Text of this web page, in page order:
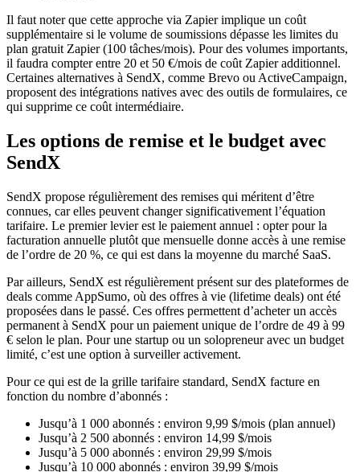
Il faut noter que cette approche via Zapier implique un coût
supplémentaire si le volume de soumissions dépasse les limites du
plan gratuit Zapier (100 tâches/mois). Pour des volumes importants,
il faudra compter entre 20 et 50 €/mois de coût Zapier additionnel.
Certaines alternatives à SendX, comme Brevo ou ActiveCampaign,
proposent des intégrations natives avec des outils de formulaires, ce
qui supprime ce coût intermédiaire.
Les options de remise et le budget avec
SendX
SendX propose régulièrement des remises qui méritent d’être
connues, car elles peuvent changer significativement l’équation
tarifaire. Le premier levier est le paiement annuel : opter pour la
facturation annuelle plutôt que mensuelle donne accès à une remise
de l’ordre de 20 %, ce qui est dans la moyenne du marché SaaS.
Par ailleurs, SendX est régulièrement présent sur des plateformes de
deals comme AppSumo, où des offres à vie (lifetime deals) ont été
proposées dans le passé. Ces offres permettent d’acheter un accès
permanent à SendX pour un paiement unique de l’ordre de 49 à 99
€ selon le plan. Pour une startup ou un solopreneur avec un budget
limité, c’est une option à surveiller activement.
Pour ce qui est de la grille tarifaire standard, SendX facture en
fonction du nombre d’abonnés :
Jusqu’à 1 000 abonnés : environ 9,99 $/mois (plan annuel)
Jusqu’à 2 500 abonnés : environ 14,99 $/mois
Jusqu’à 5 000 abonnés : environ 29,99 $/mois
Jusqu’à 10 000 abonnés : environ 39,99 $/mois